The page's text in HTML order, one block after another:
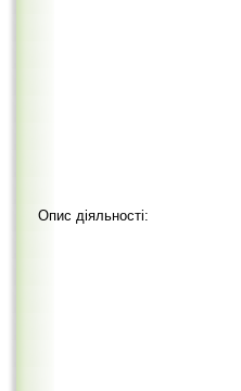
Опис діяльності: